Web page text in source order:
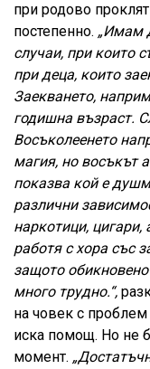
при родово
постепенно. „Имам
случаи, при които
при деца, които
Заекването,
годишна възраст.
Восъколеенето
магия, но восъкът
показва кой е
различни
наркотици,
работя с хора със
защото
много трудно.“,
на човек с
иска помощ. Но не
момент.